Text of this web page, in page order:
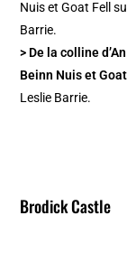
> De la colline
Beinn Nuis et
Leslie Barrie.
Brodick Castle